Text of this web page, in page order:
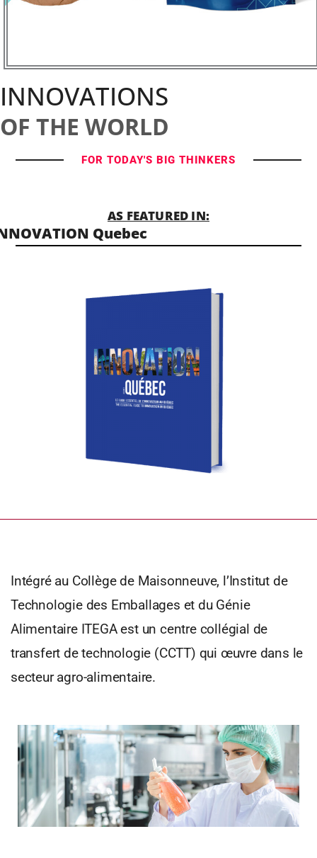
INNOVATIONS
OF THE WORLD
FOR TODAY'S BIG THINKERS
AS FEATURED IN:
Quebec
Intégré au Collège de Maisonneuve, l’Institut de
Technologie des Emballages et du Génie
Alimentaire ITEGA est un centre collégial de
transfert de technologie (CCTT) qui œuvre dans le
secteur agro-alimentaire.